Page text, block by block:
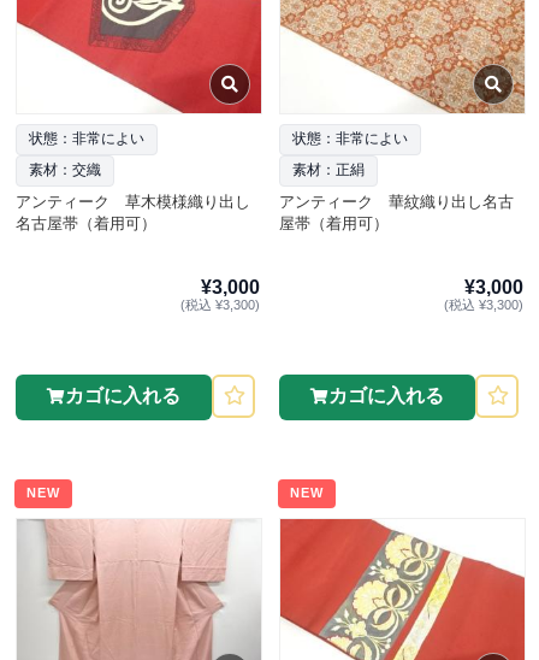
状態：非常によい
素材：交織
アンティーク 草木模様織り出し
名古屋帯（着用可）
¥3,000
(税込 ¥3,300)
カゴに入れる
状態：非常によい
素材：正絹
アンティーク 華紋織り出し名古
屋帯（着用可）
¥3,000
(税込 ¥3,300)
カゴに入れる
NEW NEW